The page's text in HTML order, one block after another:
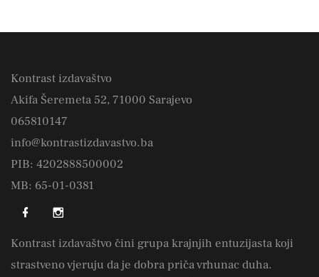
Kontrast izdavaštvo
Akifa Šeremeta 52, 71000 Sarajevo
065810147
info@kontrastizdavastvo.ba
PIB: 4202888500002
MB: 65-01-0381
Kontrast izdavaštvo čini grupa krajnjih entuzijasta koji
strastveno vjeruju da je dobra priča vrhunac duha.